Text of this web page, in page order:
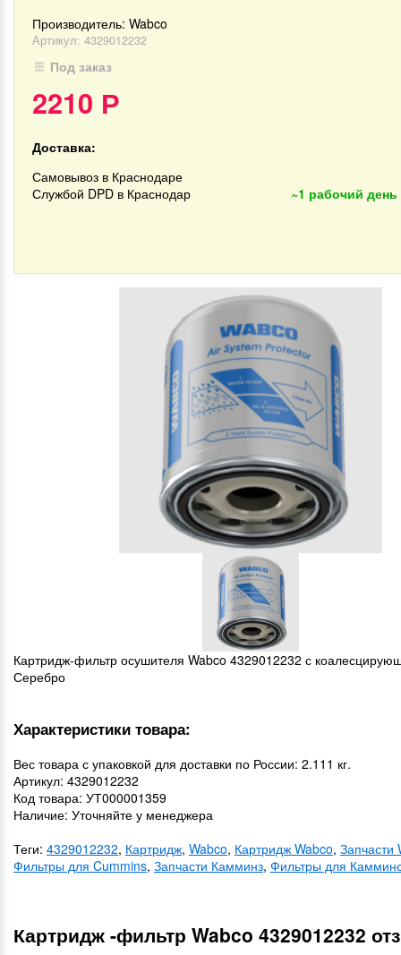
Производитель: Wabco
Артикул: 4329012232
Под заказ
2210 Р
Доставка:
Самовывоз в Краснодаре
Службой DPD в Краснодар
~1 рабочий день
Картридж-фильтр осушителя Wabco 4329012232 с
Серебро
Характеристики товара:
Вес товара с упаковкой для доставки по России: 2.111 кг.
Артикул: 4329012232
Код товара: УТ000001359
Наличие: Уточняйте у менеджера
Теги: 4329012232, Картридж, Wabco, Картридж Wabco, Запчасти
Фильтры для Cummins, Запчасти Камминз, Фильтры для
Картридж -фильтр Wabco 4329012232